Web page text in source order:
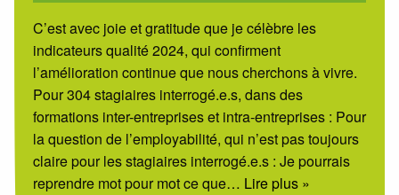
C’est avec joie et gratitude que je célèbre les
indicateurs qualité 2024, qui confirment
l’amélioration continue que nous cherchons à vivre.
Pour 304 stagiaires interrogé.e.s, dans des
formations inter-entreprises et intra-entreprises : Pour
la question de l’employabilité, qui n’est pas toujours
claire pour les stagiaires interrogé.e.s : Je pourrais
reprendre mot pour mot ce que… Lire plus »